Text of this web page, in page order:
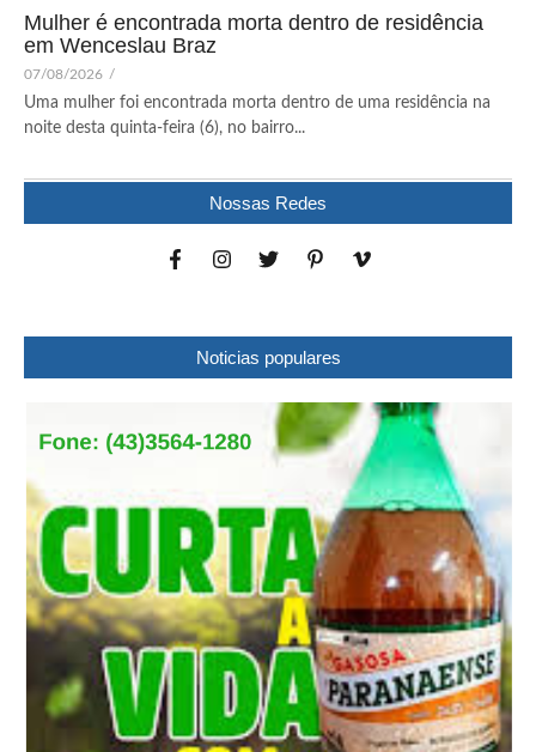
Mulher é encontrada morta dentro de residência
em Wenceslau Braz
07/08/2026 /
Uma mulher foi encontrada morta dentro de uma residência na
noite desta quinta-feira (6), no bairro...
Nossas Redes
Noticias populares